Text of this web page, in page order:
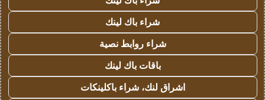
شراء باك لينك
شراء روابط نصية
باقات باك لينك
اشراق لنك، شراء باكلينكات